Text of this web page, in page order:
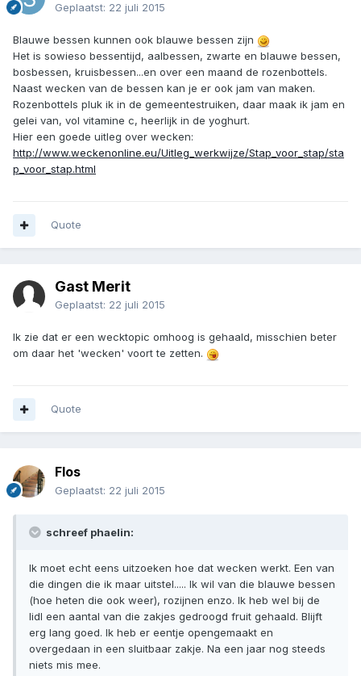
Geplaatst: 22 juli 2015
Blauwe bessen kunnen ook blauwe bessen zijn
Het is sowieso bessentijd, aalbessen, zwarte en blauwe bessen,
bosbessen, kruisbessen...en over een maand de rozenbottels.
Naast wecken van de bessen kan je er ook jam van maken.
Rozenbottels pluk ik in de gemeentestruiken, daar maak ik jam en
gelei van, vol vitamine c, heerlijk in de yoghurt.
Hier een goede uitleg over wecken:
http://www.weckenonline.eu/Uitleg_werkwijze/Stap_voor_stap/sta
p_voor_stap.html
Quote
Gast Merit
Geplaatst: 22 juli 2015
Ik zie dat er een wecktopic omhoog is gehaald, misschien beter
om daar het 'wecken' voort te zetten.
Quote
Flos
Geplaatst: 22 juli 2015
schreef phaelin:
Ik moet echt eens uitzoeken hoe dat wecken werkt. Een van
die dingen die ik maar uitstel..... Ik wil van die blauwe bessen
(hoe heten die ook weer), rozijnen enzo. Ik heb wel bij de
lidl een aantal van die zakjes gedroogd fruit gehaald. Blijft
erg lang goed. Ik heb er eentje opengemaakt en
overgedaan in een sluitbaar zakje. Na een jaar nog steeds
niets mis mee.